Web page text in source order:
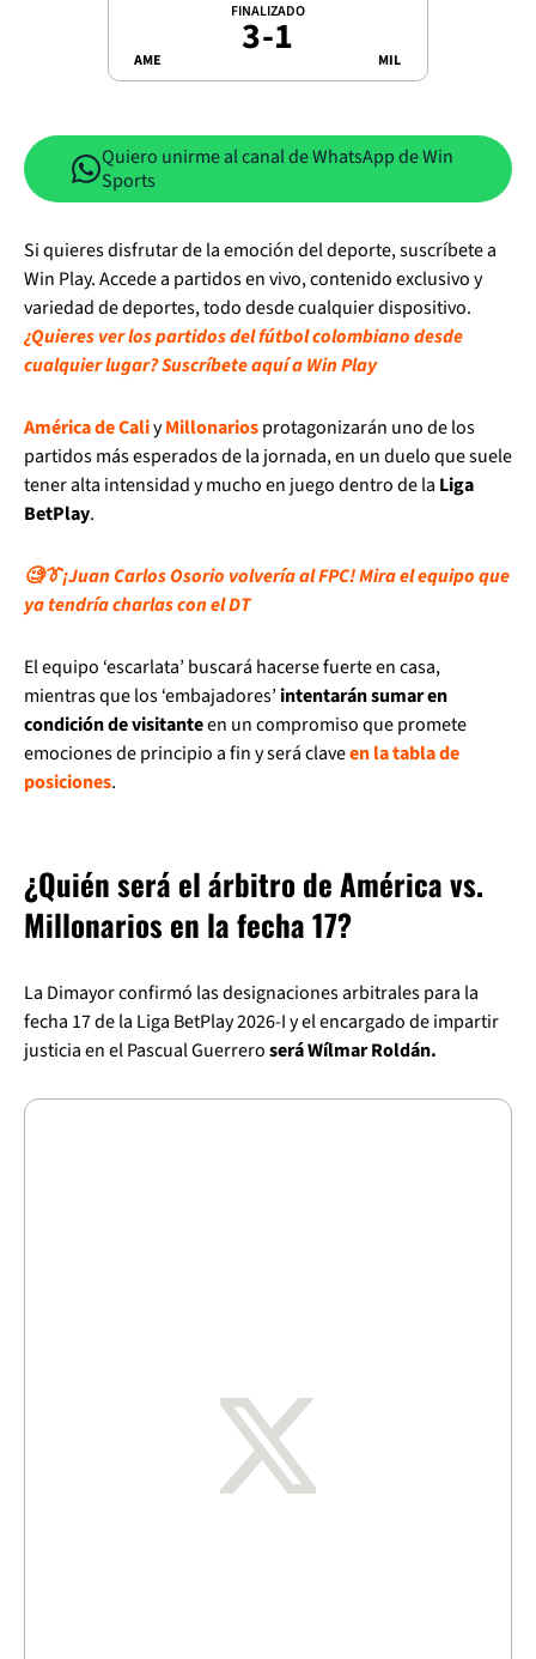
AME
FINALIZADO
3-1 MIL
Quiero unirme al canal de WhatsApp de Win
Sports
Si quieres disfrutar de la emoción del deporte, suscríbete a
Win Play. Accede a partidos en vivo, contenido exclusivo y
variedad de deportes, todo desde cualquier dispositivo.
¿Quieres ver los partidos del fútbol colombiano desde
cualquier lugar? Suscríbete aquí a Win Play
América de CaliyMillonariosprotagonizarán uno de los
partidos más esperados de la jornada, en un duelo que suele
tener alta intensidad y mucho en juego dentro de la Liga
BetPlay.
🧐👔¡Juan Carlos Osorio volvería al FPC! Mira el equipo que
ya tendría charlas con el DT
El equipo ‘escarlata’ buscará hacerse fuerte en casa,
mientras que los ‘embajadores’ intentarán sumar en
condición de visitanteen un compromiso que promete
emociones de principio a fin y será claveen la tabla de
posiciones.
¿Quién será el árbitro de América vs.
Millonarios en la fecha 17?
La Dimayor confirmó las designaciones arbitrales para la
fecha 17 de la Liga BetPlay 2026-I y el encargado de impartir
justicia en el Pascual Guerreroserá Wílmar Roldán.